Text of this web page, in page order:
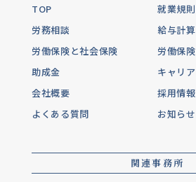
TOP
就業規
労務相談
給与計算
労働保険と社会保険
労働保
助成金
キャリ
会社概要
採用情報
よくある質問
お知らせ
関連事務所